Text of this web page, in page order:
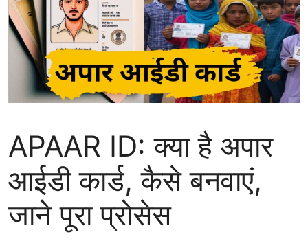
APAAR ID: क्या है अपार
आईडी कार्ड, कैसे बनवाएं,
जाने पूरा प्रोसेस